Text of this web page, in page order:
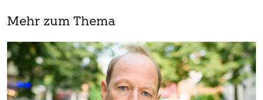
Mehr zum Thema